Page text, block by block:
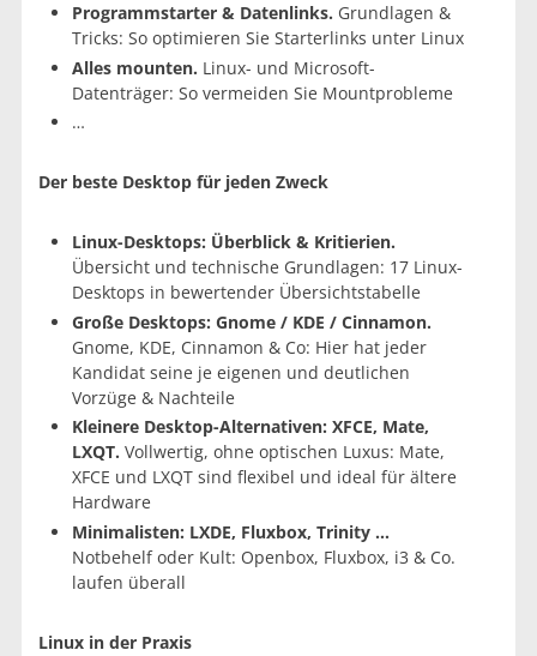
Programmstarter & Datenlinks. Grundlagen &
Tricks: So optimieren Sie Starterlinks unter Linux
Alles mounten. Linux- und Microsoft-
Datenträger: So vermeiden Sie Mountprobleme
…
Der beste Desktop für jeden Zweck
Linux-Desktops: Überblick & Kritierien.
Übersicht und technische Grundlagen: 17 Linux-
Desktops in bewertender Übersichtstabelle
Große Desktops: Gnome / KDE / Cinnamon.
Gnome, KDE, Cinnamon & Co: Hier hat jeder
Kandidat seine je eigenen und deutlichen
Vorzüge & Nachteile
Kleinere Desktop-Alternativen: XFCE, Mate,
LXQT. Vollwertig, ohne optischen Luxus: Mate,
XFCE und LXQT sind flexibel und ideal für ältere
Hardware
Minimalisten: LXDE, Fluxbox, Trinity …
Notbehelf oder Kult: Openbox, Fluxbox, i3 & Co.
laufen überall
Linux in der Praxis